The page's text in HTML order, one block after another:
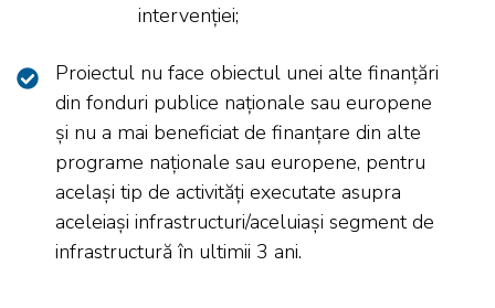
intervenției;
Proiectul nu face obiectul unei alte finanțări
din fonduri publice naționale sau europene
și nu a mai beneficiat de finanțare din alte
programe naționale sau europene, pentru
același tip de activități executate asupra
aceleiași infrastructuri/aceluiași segment de
infrastructură în ultimii 3 ani.